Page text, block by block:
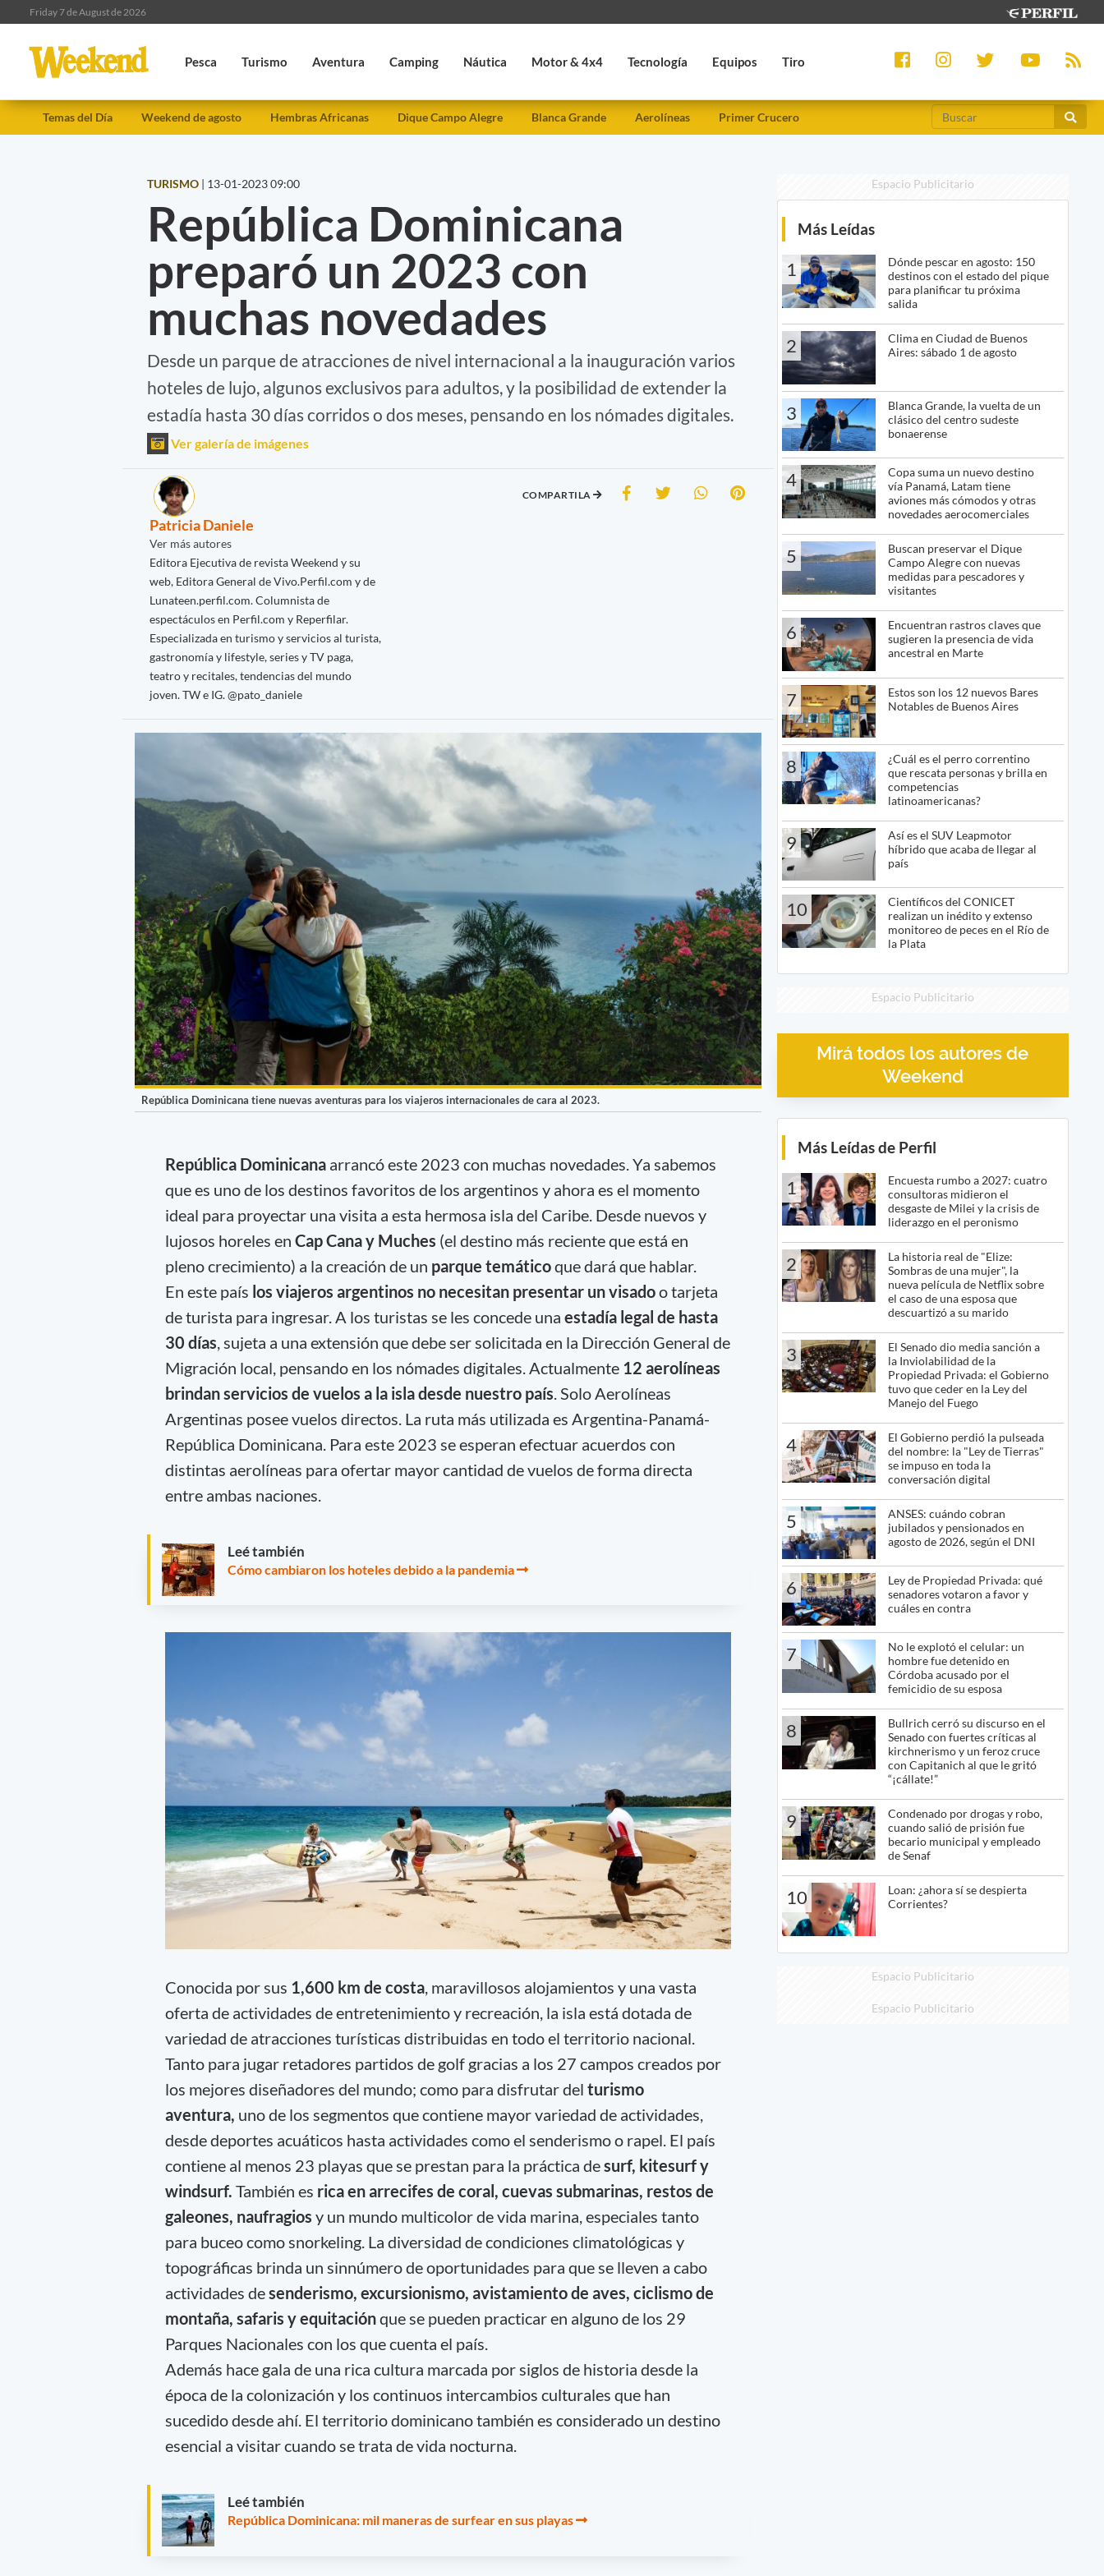
Friday 7 de August de 2026
Pesca Turismo Aventura Camping Náutica Motor & 4x4 Tecnología Equipos Tiro
Temas del Día Weekend de agosto Hembras Africanas Dique Campo Alegre Blanca Grande Aerolíneas Primer Crucero
TURISMO | 13-01-2023 09:00
República Dominicana
preparó un 2023 con
muchas novedades
Desde un parque de atracciones de nivel internacional a la inauguración varios
hoteles de lujo, algunos exclusivos para adultos, y la posibilidad de extender la
estadía hasta 30 días corridos o dos meses, pensando en los nómades digitales.
Ver galería de imágenes
Patricia Daniele
Ver más autores
Editora Ejecutiva de revista Weekend y su
web, Editora General de Vivo.Perfil.com y de
Lunateen.perfil.com. Columnista de
espectáculos en Perfil.com y Reperfilar.
Especializada en turismo y servicios al turista,
gastronomía y lifestyle, series y TV paga,
teatro y recitales, tendencias del mundo
joven. TW e IG. @pato_daniele
COMPARTILA
República Dominicana tiene nuevas aventuras para los viajeros internacionales de cara al 2023.
República Dominicana arrancó este 2023 con muchas novedades. Ya sabemos
que es uno de los destinos favoritos de los argentinos y ahora es el momento
ideal para proyectar una visita a esta hermosa isla del Caribe. Desde nuevos y
lujosos horeles en Cap Cana y Muches (el destino más reciente que está en
pleno crecimiento) a la creación de un parque temáticoque dará que hablar.
En este país los viajeros argentinos no necesitan presentar un visadoo tarjeta
de turista para ingresar. A los turistas se les concede una estadía legal de hasta
30 días , sujeta a una extensión que debe ser solicitada en la Dirección General de
Migración local, pensando en los nómades digitales. Actualmente 12 aerolíneas
brindan servicios de vuelos a la isla desde nuestro país . Solo Aerolíneas
Argentinas posee vuelos directos. La ruta más utilizada es Argentina-Panamá-
República Dominicana. Para este 2023 se esperan efectuar acuerdos con
distintas aerolíneas para ofertar mayor cantidad de vuelos de forma directa
entre ambas naciones.
Leé también
Cómo cambiaron los hoteles debido a la pandemia
Conocida por sus 1,600 km de costa, maravillosos alojamientos y una vasta
oferta de actividades de entretenimiento y recreación, la isla está dotada de
variedad de atracciones turísticas distribuidas en todo el territorio nacional.
Tanto para jugar retadores partidos de golf gracias a los 27 campos creados por
los mejores diseñadores del mundo; como para disfrutar del turismo
aventura, uno de los segmentos que contiene mayor variedad de actividades,
desde deportes acuáticos hasta actividades como el senderismo o rapel. El país
contiene al menos 23 playas que se prestan para la práctica desurf, kitesurf y
windsurf. También es rica en arrecifes de coral, cuevas submarinas, restos de
galeones, naufragios y un mundo multicolor de vida marina, especiales tanto
para buceo como snorkeling. La diversidad de condiciones climatológicas y
topográficas brinda un sinnúmero de oportunidades para que se lleven a cabo
actividades desenderismo, excursionismo, avistamiento de aves, ciclismo de
montaña, safaris y equitaciónque se pueden practicar en alguno de los 29
Parques Nacionales con los que cuenta el país.
Además hace gala de una rica cultura marcada por siglos de historia desde la
época de la colonización y los continuos intercambios culturales que han
sucedido desde ahí. El territorio dominicano también es considerado un destino
esencial a visitar cuando se trata de vida nocturna.
Leé también
República Dominicana: mil maneras de surfear en sus playas
Espacio Publicitario
Más Leídas
1
Dónde pescar en agosto: 150
destinos con el estado del pique
para planificar tu próxima
salida
2
Clima en Ciudad de Buenos
Aires: sábado 1 de agosto
3
Blanca Grande, la vuelta de un
clásico del centro sudeste
bonaerense
4
Copa suma un nuevo destino
vía Panamá, Latam tiene
aviones más cómodos y otras
novedades aerocomerciales
5
Buscan preservar el Dique
Campo Alegre con nuevas
medidas para pescadores y
visitantes
6
Encuentran rastros claves que
sugieren la presencia de vida
ancestral en Marte
7
Estos son los 12 nuevos Bares
Notables de Buenos Aires
8
¿Cuál es el perro correntino
que rescata personas y brilla en
competencias
latinoamericanas?
9
Así es el SUV Leapmotor
híbrido que acaba de llegar al
país
10
Científicos del CONICET
realizan un inédito y extenso
monitoreo de peces en el Río de
la Plata
Espacio Publicitario
Mirá todos los autores de
Weekend
Más Leídas de Perfil
1
Encuesta rumbo a 2027: cuatro
consultoras midieron el
desgaste de Milei y la crisis de
liderazgo en el peronismo
2
La historia real de "Elize:
Sombras de una mujer", la
nueva película de Netflix sobre
el caso de una esposa que
descuartizó a su marido
3
El Senado dio media sanción a
la Inviolabilidad de la
Propiedad Privada: el Gobierno
tuvo que ceder en la Ley del
Manejo del Fuego
4
El Gobierno perdió la pulseada
del nombre: la "Ley de Tierras"
se impuso en toda la
conversación digital
5
ANSES: cuándo cobran
jubilados y pensionados en
agosto de 2026, según el DNI
6
Ley de Propiedad Privada: qué
senadores votaron a favor y
cuáles en contra
7
No le explotó el celular: un
hombre fue detenido en
Córdoba acusado por el
femicidio de su esposa
8
Bullrich cerró su discurso en el
Senado con fuertes críticas al
kirchnerismo y un feroz cruce
con Capitanich al que le gritó
“¡cállate!”
9
Condenado por drogas y robo,
cuando salió de prisión fue
becario municipal y empleado
de Senaf
10
Loan: ¿ahora sí se despierta
Corrientes?
Espacio Publicitario
Espacio Publicitario